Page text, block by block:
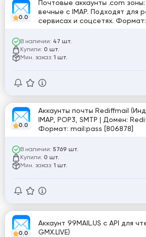
0.0
Почтовые аккаунты .com
вечные с IMAP. Подходят для
сервисах и соцсетях.
https://firstmail.ltd/webmail/
В наличии: 47 шт.
Купили: 0 шт.
Мин. заказ: 1 шт.
0.0
Аккаунты почты Rediffmail
IMAP, POP3, SMTP | Домен:
Формат: mail:pass [806878]
В наличии: 5769 шт.
Купили: 0 шт.
Мин. заказ: 1 шт.
0.0
Аккаунт 99MAIL.US с API для
GMX.LIVE)